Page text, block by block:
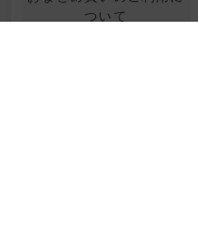
ついて